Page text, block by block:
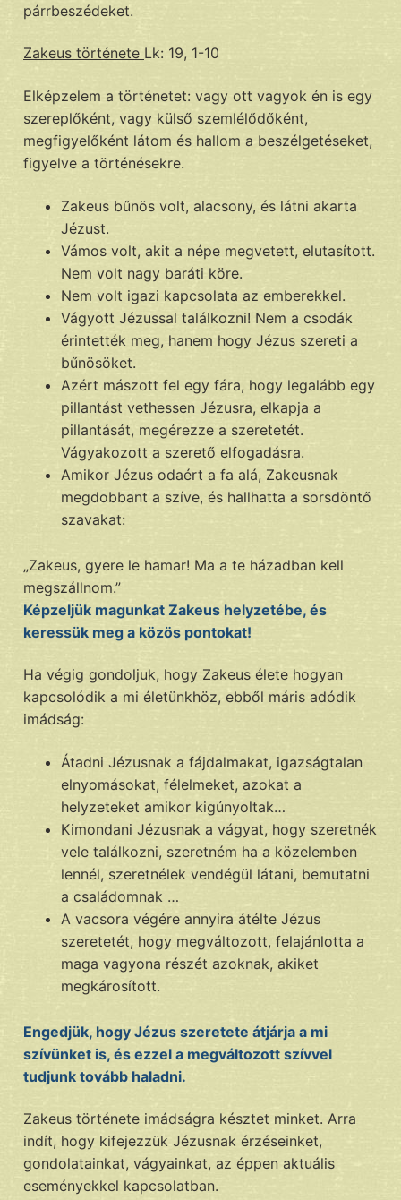
párrbeszédeket.
Zakeus története Lk: 19, 1-10
Elképzelem a történetet: vagy ott vagyok én is egy
szereplőként, vagy külső szemlélődőként,
megfigyelőként látom és hallom a beszélgetéseket,
figyelve a történésekre.
Zakeus bűnös volt, alacsony, és látni akarta
Jézust.
Vámos volt, akit a népe megvetett, elutasított.
Nem volt nagy baráti köre.
Nem volt igazi kapcsolata az emberekkel.
Vágyott Jézussal találkozni! Nem a csodák
érintették meg, hanem hogy Jézus szereti a
bűnösöket.
Azért mászott fel egy fára, hogy legalább egy
pillantást vethessen Jézusra, elkapja a
pillantását, megérezze a szeretetét.
Vágyakozott a szerető elfogadásra.
Amikor Jézus odaért a fa alá, Zakeusnak
megdobbant a szíve, és hallhatta a sorsdöntő
szavakat:
„Zakeus, gyere le hamar! Ma a te házadban kell
megszállnom.”
Képzeljük magunkat Zakeus helyzetébe, és
keressük meg a közös pontokat!
Ha végig gondoljuk, hogy Zakeus élete hogyan
kapcsolódik a mi életünkhöz, ebből máris adódik
imádság:
Átadni Jézusnak a fájdalmakat, igazságtalan
elnyomásokat, félelmeket, azokat a
helyzeteket amikor kigúnyoltak…
Kimondani Jézusnak a vágyat, hogy szeretnék
vele találkozni, szeretném ha a közelemben
lennél, szeretnélek vendégül látani, bemutatni
a családomnak …
A vacsora végére annyira átélte Jézus
szeretetét, hogy megváltozott, felajánlotta a
maga vagyona részét azoknak, akiket
megkárosított.
Engedjük, hogy Jézus szeretete átjárja a mi
szívünket is, és ezzel a megváltozott szívvel
tudjunk tovább haladni.
Zakeus története imádságra késztet minket. Arra
indít, hogy kifejezzük Jézusnak érzéseinket,
gondolatainkat, vágyainkat, az éppen aktuális
eseményekkel kapcsolatban.